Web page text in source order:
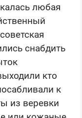
любая
снабдить
кто
к
из веревки